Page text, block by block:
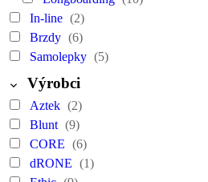
In-line (2)
Brzdy (6)
Samolepky (5)
Výrobci
Aztek (2)
Blunt (9)
CORE (6)
dRONE (1)